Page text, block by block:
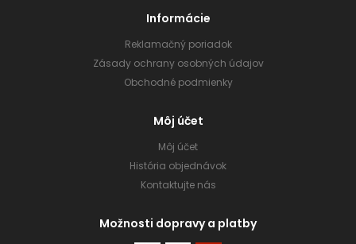
Informácie
Reklamačný poriadok
Zásady ochrany osobných údajov
Obchodné podmienky
Môj účet
Môj účet
História objednávok
Kontaktujte nás
Možnosti dopravy a platby